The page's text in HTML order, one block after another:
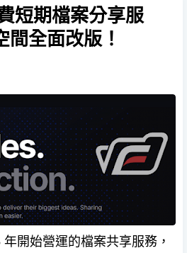
短期檔案分享服
間全面改版！